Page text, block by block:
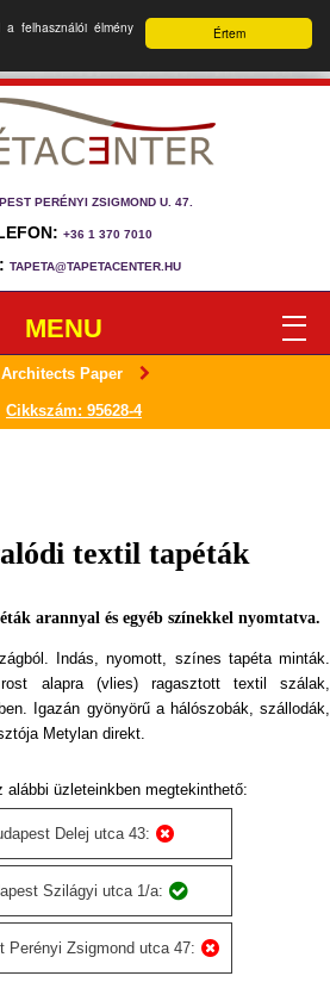
Értem
a felhasználói élmény
PERÉNYI ZSIGMOND U. 47.
+36 1 370 7010
TAPETA@TAPETACENTER.HU
MENU
Paper
Cikkszám: 95628-4
textil tapéták
arannyal és egyéb színekkel nyomtatva.
Indás, nyomott, színes tapéta minták.
alapra (vlies) ragasztott textil szálak,
Igazán gyönyörű a hálószobák, szállodák,
Metylan direkt.
alábbi üzleteinkben megtekinthető:
Delej utca 43:
Szilágyi utca 1/a:
Perényi Zsigmond utca 47: